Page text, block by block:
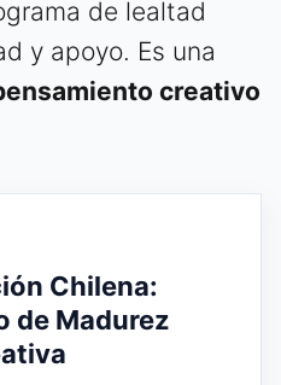
de lealtad
y apoyo. Es una
creativo
Chilena:
de Madurez